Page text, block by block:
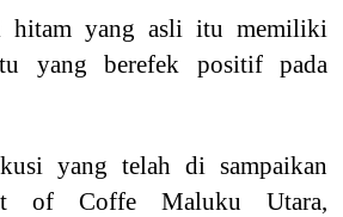
yang asli itu memiliki
yang berefek positif pada
yang telah di sampaikan
of Coffe Maluku Utara,